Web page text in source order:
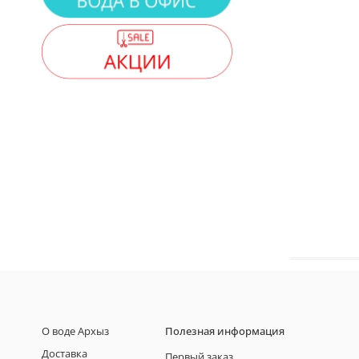
О воде Архыз
Доставка
Полезная информация